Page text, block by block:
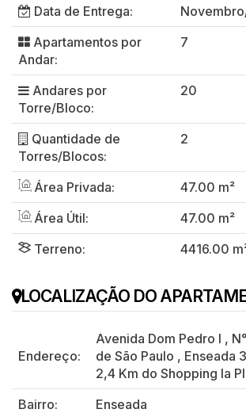
Data de Entrega:
Apartamentos por
Andar:
7
Andares por
Torre/Bloco:
20
Quantidade de
Torres/Blocos:
2
Área Privada:
47.00 m²
Área Útil:
47.00 m²
Terreno:
4416.00
LOCALIZAÇÃO DO
Endereço:
Avenida Dom Pedro I ,
de São Paulo , Enseada
2,4 Km do Shopping la
Bairro:
Enseada